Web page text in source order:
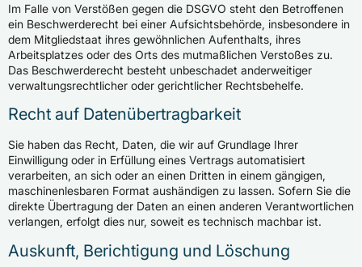
Im Falle von Verstößen gegen die DSGVO steht den Betroffenen
ein Beschwerderecht bei einer Aufsichtsbehörde, insbesondere in
dem Mitgliedstaat ihres gewöhnlichen Aufenthalts, ihres
Arbeitsplatzes oder des Orts des mutmaßlichen Verstoßes zu.
Das Beschwerderecht besteht unbeschadet anderweitiger
verwaltungsrechtlicher oder gerichtlicher Rechtsbehelfe.
Recht auf Daten­übertrag­barkeit
Sie haben das Recht, Daten, die wir auf Grundlage Ihrer
Einwilligung oder in Erfüllung eines Vertrags automatisiert
verarbeiten, an sich oder an einen Dritten in einem gängigen,
maschinenlesbaren Format aushändigen zu lassen. Sofern Sie die
direkte Übertragung der Daten an einen anderen Verantwortlichen
verlangen, erfolgt dies nur, soweit es technisch machbar ist.
Auskunft, Berichtigung und Löschung